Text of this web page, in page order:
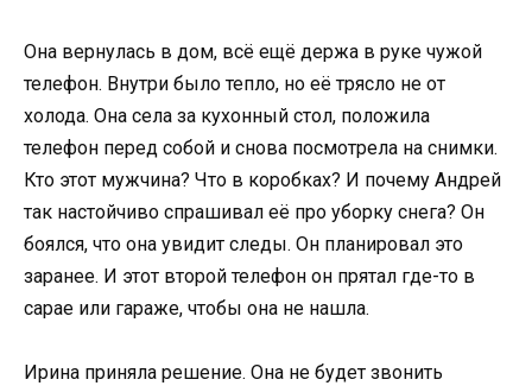
Она вернулась в дом, всё ещё держа в руке чужой
телефон. Внутри было тепло, но её трясло не от
холода. Она села за кухонный стол, положила
телефон перед собой и снова посмотрела на снимки.
Кто этот мужчина? Что в коробках? И почему Андрей
так настойчиво спрашивал её про уборку снега? Он
боялся, что она увидит следы. Он планировал это
заранее. И этот второй телефон он прятал где-то в
сарае или гараже, чтобы она не нашла.
Ирина приняла решение. Она не будет звонить